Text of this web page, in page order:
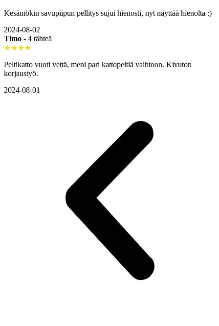
Kesämökin savupiipun pellitys sujui hienosti, nyt näyttää hienolta :)
2024-08-02
Timo - 4 tähteä
★★★★
Peltikatto vuoti vettä, meni pari kattopeltiä vaihtoon. Kivuton
korjaustyö.
2024-08-01